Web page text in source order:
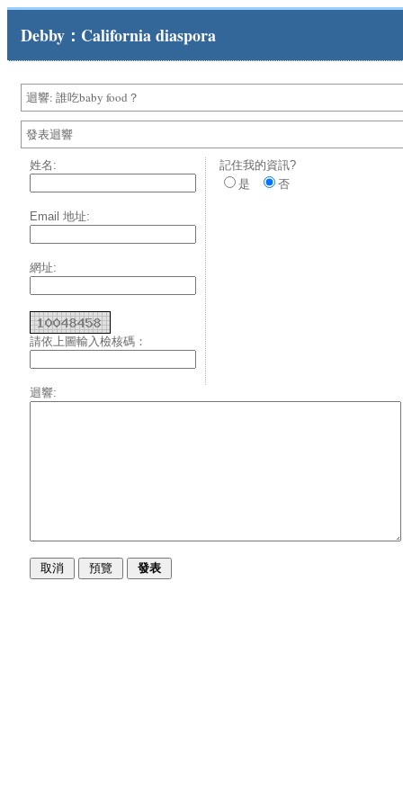
Debby：California diaspora
迴響: 誰吃baby food？
發表迴響
姓名:
Email 地址:
網址:
請依上圖輸入檢核碼：
記住我的資訊?
是
否
迴響: